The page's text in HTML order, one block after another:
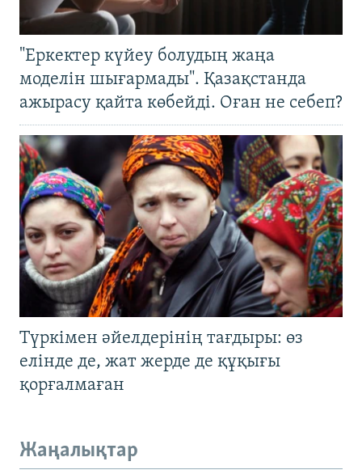
"Еркектер күйеу болудың жаңа
моделін шығармады". Қазақстанда
ажырасу қайта көбейді. Оған не себеп?
Түркімен әйелдерінің тағдыры: өз
елінде де, жат жерде де құқығы
қорғалмаған
Жаңалықтар